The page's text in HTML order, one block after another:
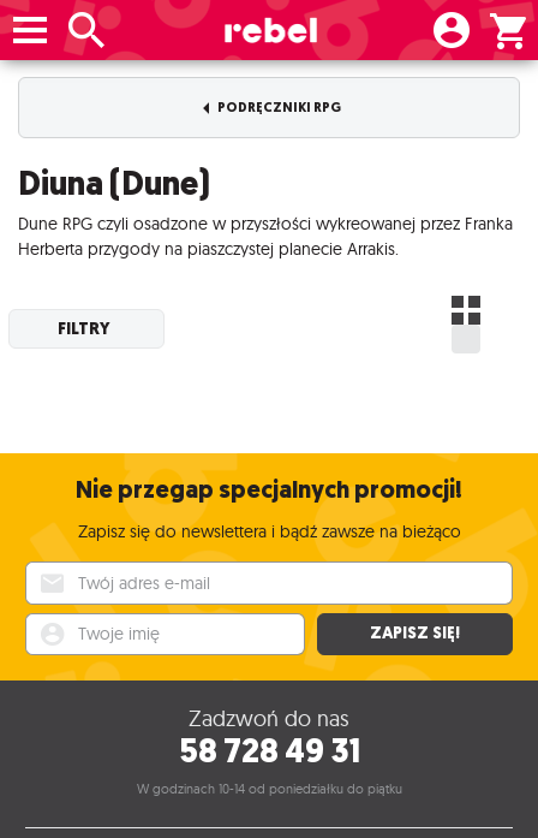
PODRĘCZNIKI RPG
Diuna (Dune)
Dune RPG czyli osadzone w przyszłości wykreowanej przez Franka
Herberta przygody na piaszczystej planecie Arrakis.
FILTRY
Nie przegap specjalnych promocji!
Zapisz się do newslettera i bądź zawsze na bieżąco
ZAPISZ SIĘ!
Zadzwoń do nas
58 728 49 31
W godzinach 10-14 od poniedziałku do piątku